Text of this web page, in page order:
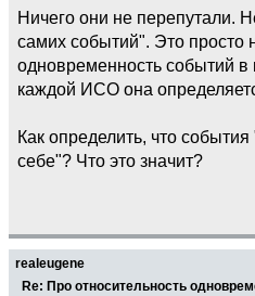
Ничего они не перепутали.
самих событий". Это просто
одновременность событий
каждой ИСО она
Как определить, что
себе"? Что это значит?
realeugene
Re: Про относительность